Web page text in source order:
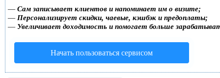
— Сам записывает клиентов и напоминает им о визите;
— Персонализирует скидки, чаевые, кэшбэк и предоплаты;
— Увеличивает доходимость и помогает больше
Начать пользоваться сервисом